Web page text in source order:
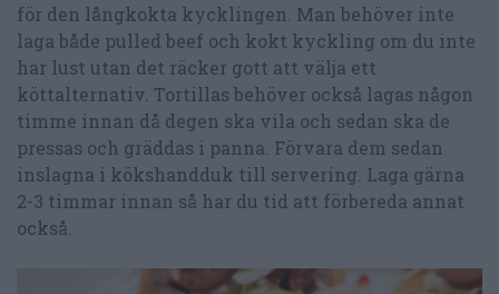
för den långkokta kycklingen. Man behöver inte
laga både pulled beef och kokt kyckling om du inte
har lust utan det räcker gott att välja ett
köttalternativ. Tortillas behöver också lagas någon
timme innan då degen ska vila och sedan ska de
pressas och gräddas i panna. Förvara dem sedan
inslagna i kökshandduk till servering. Laga gärna
2-3 timmar innan så har du tid att förbereda annat
också.